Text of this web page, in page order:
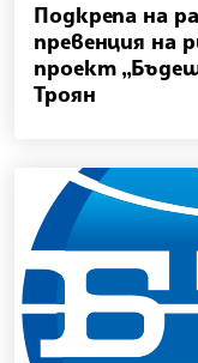
Подкрепа на
превенция на
проект
Троян